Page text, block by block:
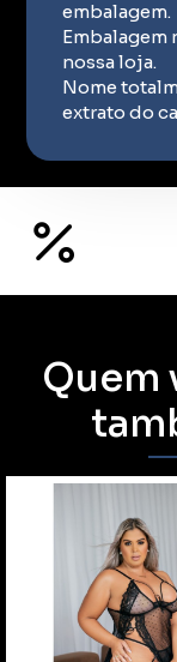
embalagem.
Embalagem
nossa loja.
Nome
extrato do
Quem